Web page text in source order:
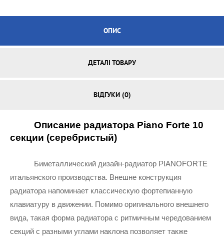
ОПИС
ДЕТАЛІ ТОВАРУ
ВІДГУКИ (0)
Описание радиатора Piano Forte 10
секции (серебристый)
Биметаллический дизайн-радиатор PIANOFORTE
итальянского производства. Внешне конструкция
радиатора напоминает классическую фортепианную
клавиатуру в движении. Помимо оригинального внешнего
вида, такая форма радиатора с ритмичным чередованием
секций с разными углами наклона позволяет также